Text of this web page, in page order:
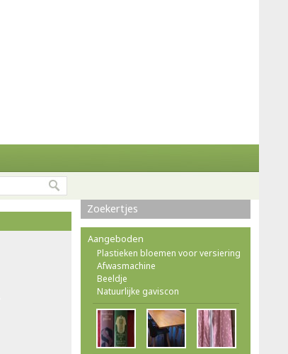
Zoekertjes
Aangeboden
Plastieken bloemen voor versiering
Afwasmachine
Beeldje
Natuurlijke gaviscon